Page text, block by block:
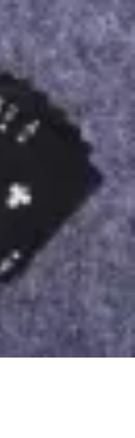
na świeżym